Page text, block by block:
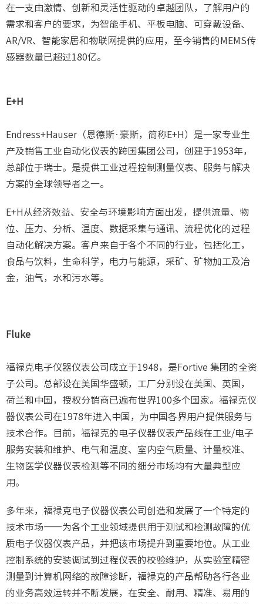
在一支由激情、创新和灵活性驱动的卓越团队，了解用户的
需求和客户的要求，为智能手机、平板电脑、可穿戴设备、
AR/VR、智能家居和物联网提供的应用，至今销售的MEMS传
感器数量已超过180亿。
E+H
Endress+Hauser（恩德斯·豪斯，简称E+H）是一家专业生
产及销售工业自动化仪表的跨国集团公司，创建于1953年，
总部位于瑞士。是提供工业过程控制测量仪表、服务与解决
方案的全球领导者之一。
E+H从经济效益、安全与环境影响方面出发，提供流量、物
位、压力、分析、温度、数据采集与通讯、流程优化的过程
自动化解决方案。客户来自于各个不同的行业，包括化工，
食品与饮料，生命科学，电力与能源，采矿、矿物加工及冶
金，油气，水和污水等。
Fluke
福禄克电子仪器仪表公司成立于1948，是Fortive 集团的全资
子公司。总部设在美国华盛顿，工厂分别设在美国、英国，
荷兰和中国，授权分销商已遍布世界100多个国家。福禄克仪
器仪表公司在1978年进入中国，为中国各界用户提供服务与
技术合作。目前，福禄克的电子仪器仪表产品线在工业/电子
服务安装和维护、电气和温度、室内空气质量、计量校准、
生物医学仪器仪表检测等不同的细分市场均有大量典型应
用。
多年来，福禄克电子仪器仪表公司创造和发展了一个特定的
技术市场——为各个工业领域提供用于测试和检测故障的优
质电子仪器仪表产品，并把该市场提升到重要地位。从工业
控制系统的安装调试到过程仪表的校验维护，从实验室精密
测量到计算机网络的故障诊断，福禄克的产品帮助各行各业
的业务高效运转并不断发展，在安全、耐用、精准、易用的